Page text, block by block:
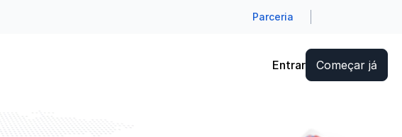
Parceria
Entrar Começar já